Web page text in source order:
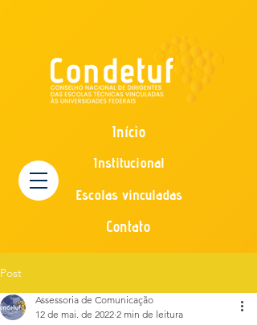
Início
Institucional
Escolas vinculadas
Contato
Post
Assessoria de Comunicação
12 de mai. de 2022 2 min de leitura